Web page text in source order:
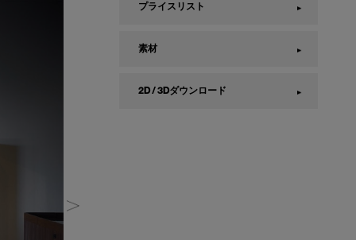
プライスリスト
素材
2D / 3Dダウンロード